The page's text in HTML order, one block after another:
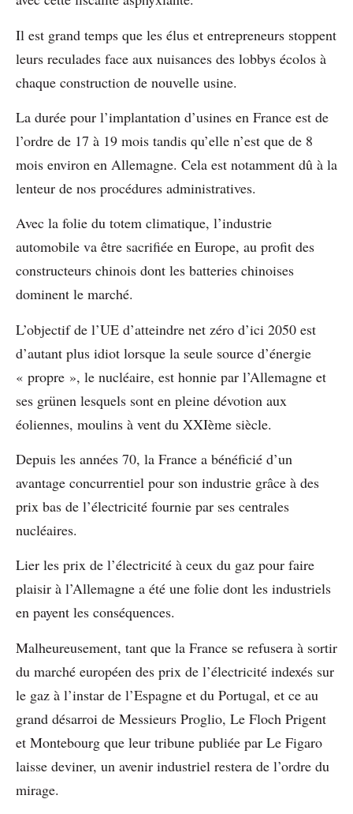
Il est grand temps que les élus et entrepreneurs stoppent
leurs reculades face aux nuisances des lobbys écolos à
chaque construction de nouvelle usine.
La durée pour l’implantation d’usines en France est de
l’ordre de 17 à 19 mois tandis qu’elle n’est que de 8
mois environ en Allemagne. Cela est notamment dû à la
lenteur de nos procédures administratives.
Avec la folie du totem climatique, l’industrie
automobile va être sacrifiée en Europe, au profit des
constructeurs chinois dont les batteries chinoises
dominent le marché.
L’objectif de l’UE d’atteindre net zéro d’ici 2050 est
d’autant plus idiot lorsque la seule source d’énergie
« propre », le nucléaire, est honnie par l’Allemagne et
ses grünen lesquels sont en pleine dévotion aux
éoliennes, moulins à vent du XXIème siècle.
Depuis les années 70, la France a bénéficié d’un
avantage concurrentiel pour son industrie grâce à des
prix bas de l’électricité fournie par ses centrales
nucléaires.
Lier les prix de l’électricité à ceux du gaz pour faire
plaisir à l’Allemagne a été une folie dont les industriels
en payent les conséquences.
Malheureusement, tant que la France se refusera à sortir
du marché européen des prix de l’électricité indexés sur
le gaz à l’instar de l’Espagne et du Portugal, et ce au
grand désarroi de Messieurs Proglio, Le Floch Prigent
et Montebourg que leur tribune publiée par Le Figaro
laisse deviner, un avenir industriel restera de l’ordre du
mirage.